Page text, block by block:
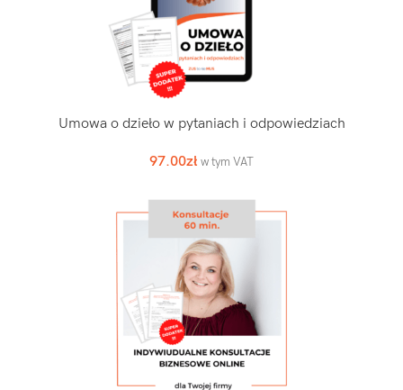
Umowa o dzieło w pytaniach i odpowiedziach
97.00zł w tym VAT